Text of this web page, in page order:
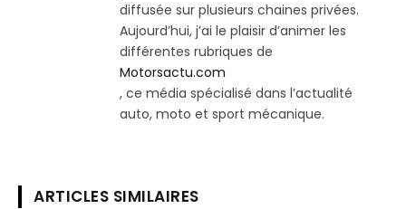
diffusée sur plusieurs chaines privées.
Aujourd’hui, j’ai le plaisir d’animer les
différentes rubriques de
Motorsactu.com
, ce média spécialisé dans l’actualité
auto, moto et sport mécanique.
ARTICLES SIMILAIRES